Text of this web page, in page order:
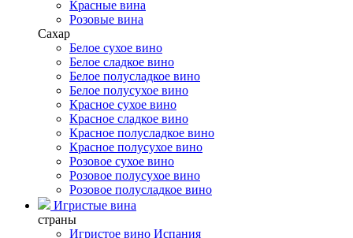
Красные вина
Розовые вина
Сахар
Белое сухое вино
Белое сладкое вино
Белое полусладкое вино
Белое полусухое вино
Красное сухое вино
Красное сладкое вино
Красное полусладкое вино
Красное полусухое вино
Розовое сухое вино
Розовое полусухое вино
Розовое полусладкое вино
Игристые вина
страны
Игристое вино Испания